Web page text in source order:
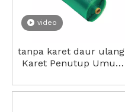
video
tanpa karet daur ulang
Karet Penutup Umur
Diawetkan)